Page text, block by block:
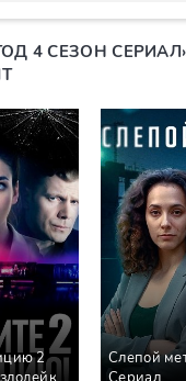
4 СЕЗОН
2
Слепой